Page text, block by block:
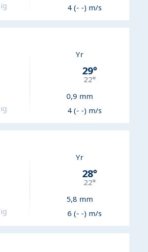
4 (- -) m/s
Yr
29°
22°
0,9 mm
4 (- -) m/s
Yr
28°
22°
5,8 mm
6 (- -) m/s